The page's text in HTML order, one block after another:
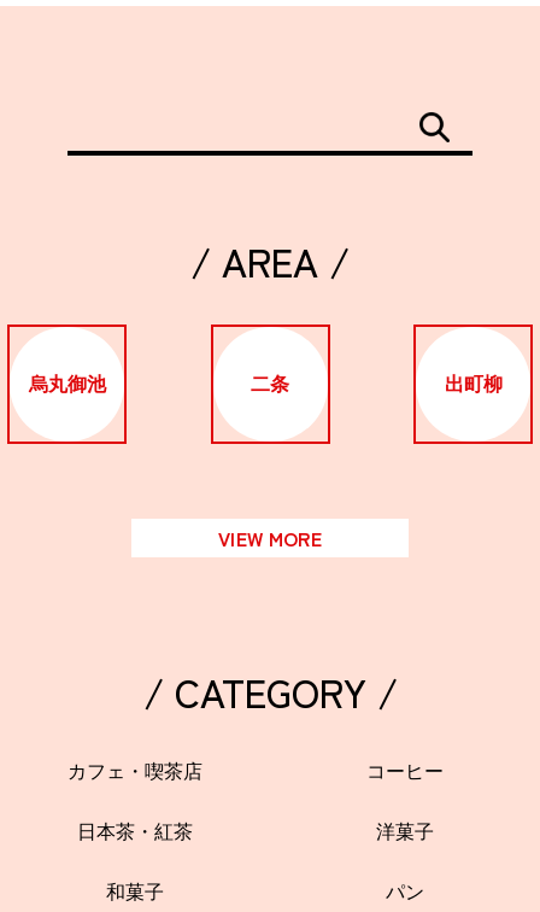
/ AREA /
烏丸御池 二条 出町柳
VIEW MORE
/ CATEGORY /
カフェ・喫茶店 コーヒー
日本茶・紅茶 洋菓子
和菓子 パン